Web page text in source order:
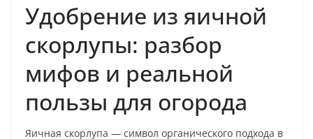
Удобрение из яичной
скорлупы: разбор
мифов и реальной
пользы для огорода
Яичная скорлупа — символ органического подхода в